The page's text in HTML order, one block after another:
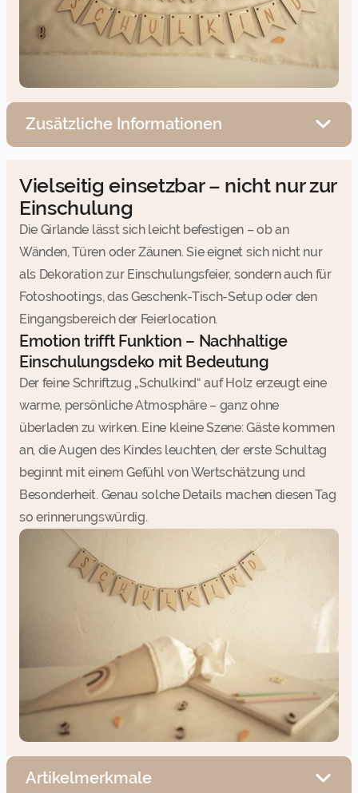
Zusätzliche Informationen
Vielseitig einsetzbar – nicht nur zur
Einschulung
Die Girlande lässt sich leicht befestigen – ob an
Wänden, Türen oder Zäunen. Sie eignet sich nicht nur
als Dekoration zur Einschulungsfeier, sondern auch für
Fotoshootings, das Geschenk-Tisch-Setup oder den
Eingangsbereich der Feierlocation.
Emotion trifft Funktion – Nachhaltige
Einschulungsdeko mit Bedeutung
Der feine Schriftzug „Schulkind“ auf Holz erzeugt eine
warme, persönliche Atmosphäre – ganz ohne
überladen zu wirken. Eine kleine Szene: Gäste kommen
an, die Augen des Kindes leuchten, der erste Schultag
beginnt mit einem Gefühl von Wertschätzung und
Besonderheit. Genau solche Details machen diesen Tag
so erinnerungswürdig.
Artikelmerkmale